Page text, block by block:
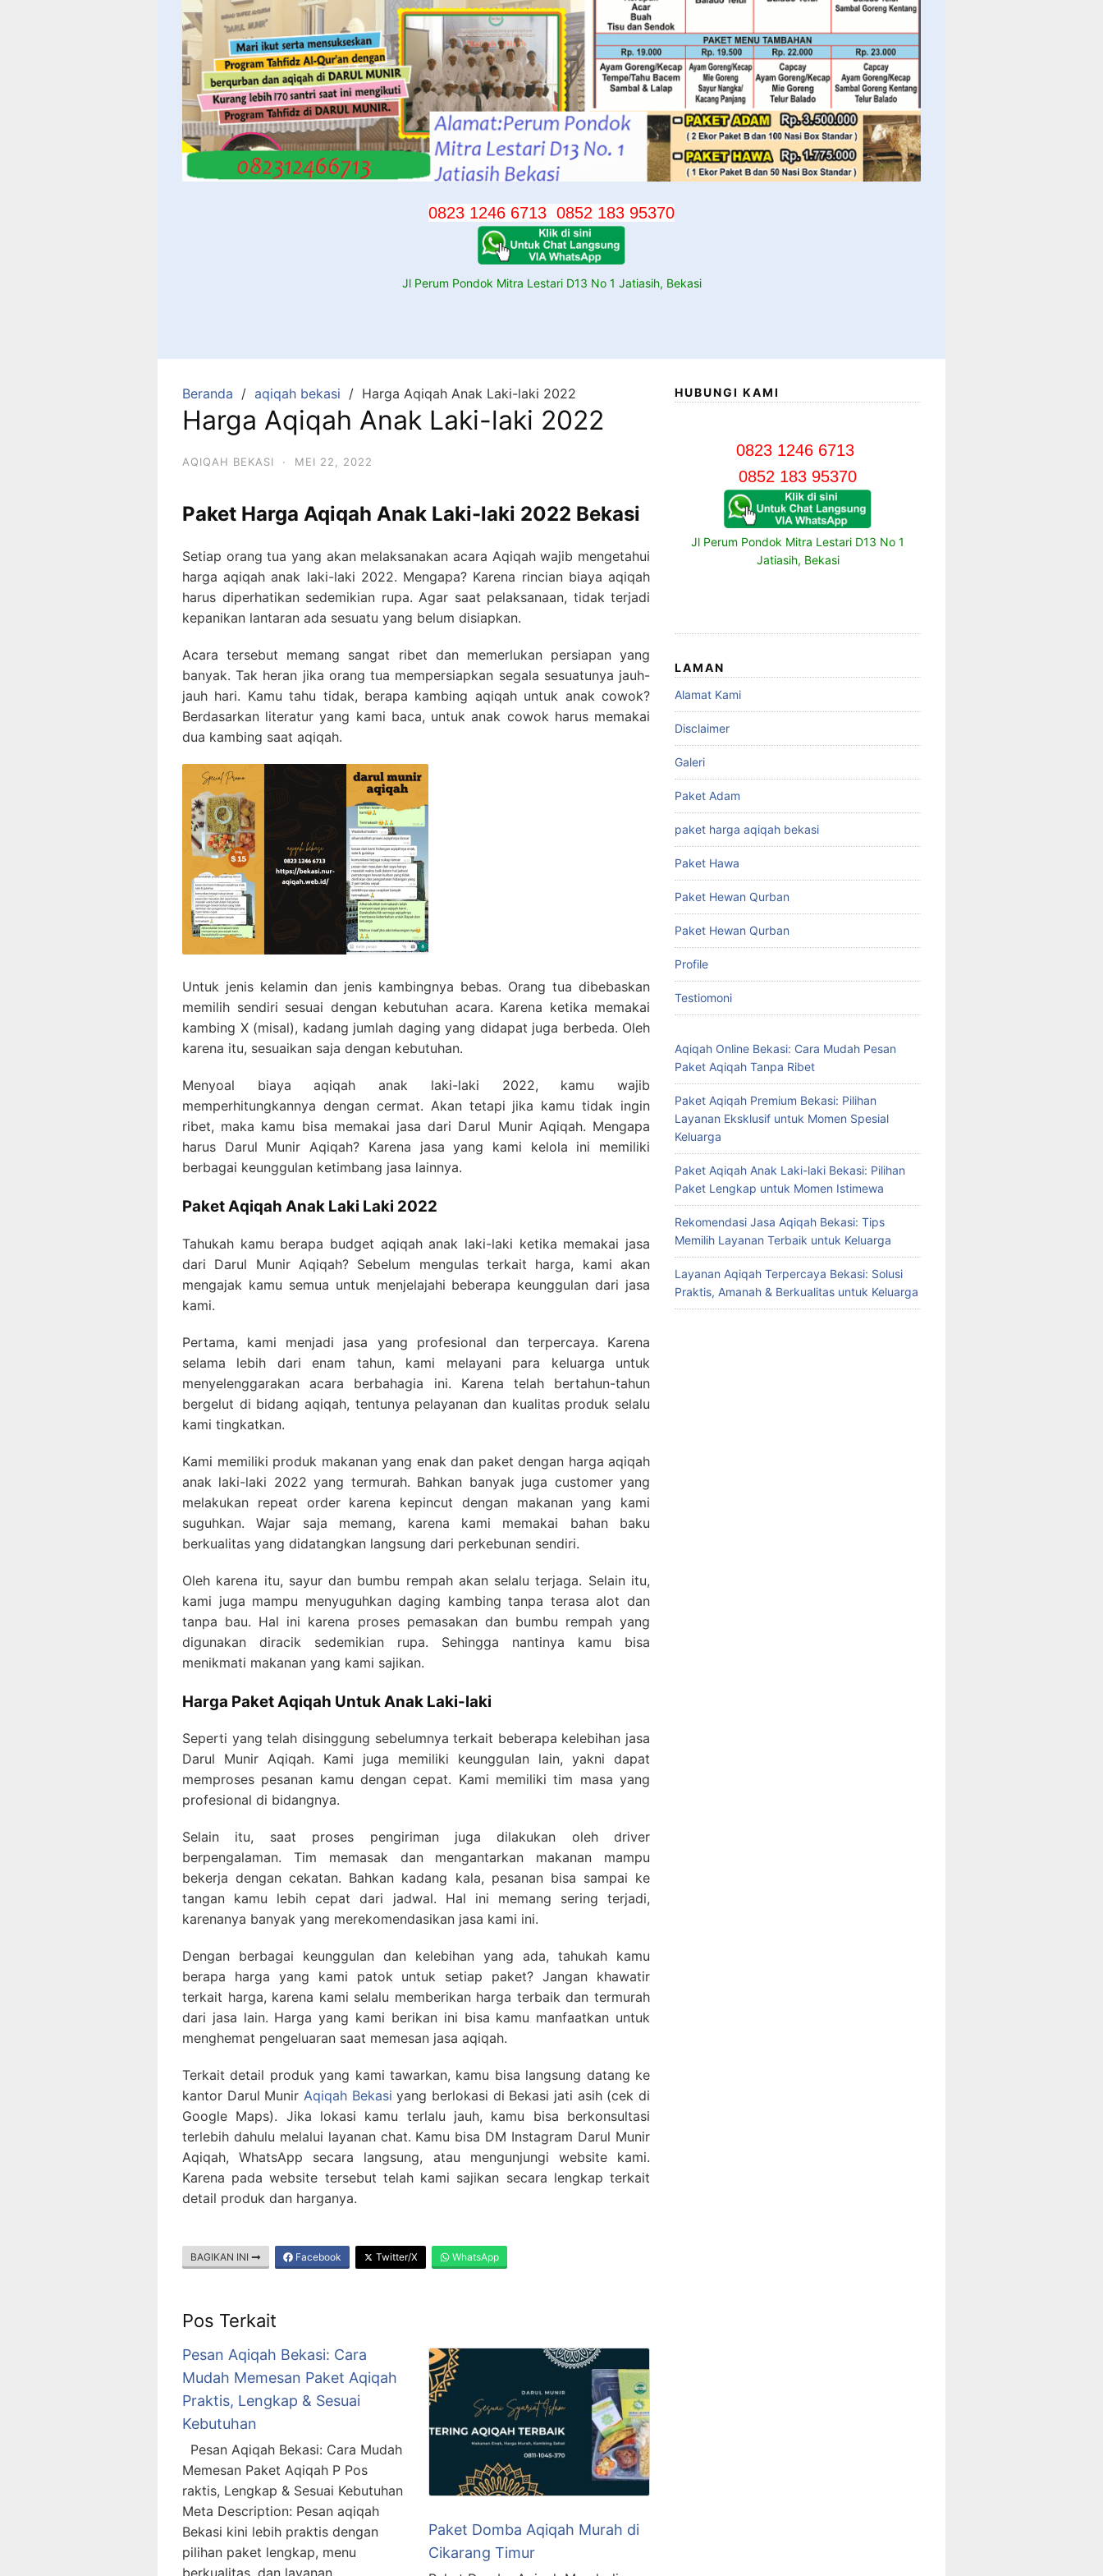
0823 1246 6713 0852 183 95370
Jl Perum Pondok Mitra Lestari D13 No 1 Jatiasih, Bekasi
Beranda aqiqah bekasi Harga Aqiqah Anak Laki-laki 2022
Harga Aqiqah Anak Laki-laki 2022
AQIQAH BEKASI · MEI 22, 2022
Paket Harga Aqiqah Anak Laki-laki 2022 Bekasi
Setiap orang tua yang akan melaksanakan acara Aqiqah wajib mengetahui
harga aqiqah anak laki-laki 2022. Mengapa? Karena rincian biaya aqiqah
harus diperhatikan sedemikian rupa. Agar saat pelaksanaan, tidak terjadi
kepanikan lantaran ada sesuatu yang belum disiapkan.
Acara tersebut memang sangat ribet dan memerlukan persiapan yang
banyak. Tak heran jika orang tua mempersiapkan segala sesuatunya jauh-
jauh hari. Kamu tahu tidak, berapa kambing aqiqah untuk anak cowok?
Berdasarkan literatur yang kami baca, untuk anak cowok harus memakai
dua kambing saat aqiqah.
Untuk jenis kelamin dan jenis kambingnya bebas. Orang tua dibebaskan
memilih sendiri sesuai dengan kebutuhan acara. Karena ketika memakai
kambing X (misal), kadang jumlah daging yang didapat juga berbeda. Oleh
karena itu, sesuaikan saja dengan kebutuhan.
Menyoal biaya aqiqah anak laki-laki 2022, kamu wajib
memperhitungkannya dengan cermat. Akan tetapi jika kamu tidak ingin
ribet, maka kamu bisa memakai jasa dari Darul Munir Aqiqah. Mengapa
harus Darul Munir Aqiqah? Karena jasa yang kami kelola ini memiliki
berbagai keunggulan ketimbang jasa lainnya.
Paket Aqiqah Anak Laki Laki 2022
Tahukah kamu berapa budget aqiqah anak laki-laki ketika memakai jasa
dari Darul Munir Aqiqah? Sebelum mengulas terkait harga, kami akan
mengajak kamu semua untuk menjelajahi beberapa keunggulan dari jasa
kami.
Pertama, kami menjadi jasa yang profesional dan terpercaya. Karena
selama lebih dari enam tahun, kami melayani para keluarga untuk
menyelenggarakan acara berbahagia ini. Karena telah bertahun-tahun
bergelut di bidang aqiqah, tentunya pelayanan dan kualitas produk selalu
kami tingkatkan.
Kami memiliki produk makanan yang enak dan paket dengan harga aqiqah
anak laki-laki 2022 yang termurah. Bahkan banyak juga customer yang
melakukan repeat order karena kepincut dengan makanan yang kami
suguhkan. Wajar saja memang, karena kami memakai bahan baku
berkualitas yang didatangkan langsung dari perkebunan sendiri.
Oleh karena itu, sayur dan bumbu rempah akan selalu terjaga. Selain itu,
kami juga mampu menyuguhkan daging kambing tanpa terasa alot dan
tanpa bau. Hal ini karena proses pemasakan dan bumbu rempah yang
digunakan diracik sedemikian rupa. Sehingga nantinya kamu bisa
menikmati makanan yang kami sajikan.
Harga Paket Aqiqah Untuk Anak Laki-laki
Seperti yang telah disinggung sebelumnya terkait beberapa kelebihan jasa
Darul Munir Aqiqah. Kami juga memiliki keunggulan lain, yakni dapat
memproses pesanan kamu dengan cepat. Kami memiliki tim masa yang
profesional di bidangnya.
Selain itu, saat proses pengiriman juga dilakukan oleh driver
berpengalaman. Tim memasak dan mengantarkan makanan mampu
bekerja dengan cekatan. Bahkan kadang kala, pesanan bisa sampai ke
tangan kamu lebih cepat dari jadwal. Hal ini memang sering terjadi,
karenanya banyak yang merekomendasikan jasa kami ini.
Dengan berbagai keunggulan dan kelebihan yang ada, tahukah kamu
berapa harga yang kami patok untuk setiap paket? Jangan khawatir
terkait harga, karena kami selalu memberikan harga terbaik dan termurah
dari jasa lain. Harga yang kami berikan ini bisa kamu manfaatkan untuk
menghemat pengeluaran saat memesan jasa aqiqah.
Terkait detail produk yang kami tawarkan, kamu bisa langsung datang ke
kantor Darul Munir Aqiqah Bekasi yang berlokasi di Bekasi jati asih (cek di
Google Maps). Jika lokasi kamu terlalu jauh, kamu bisa berkonsultasi
terlebih dahulu melalui layanan chat. Kamu bisa DM Instagram Darul Munir
Aqiqah, WhatsApp secara langsung, atau mengunjungi website kami.
Karena pada website tersebut telah kami sajikan secara lengkap terkait
detail produk dan harganya.
BAGIKAN INI Facebook Twitter/X WhatsApp
Pos Terkait
Pesan Aqiqah Bekasi: Cara
Mudah Memesan Paket Aqiqah
Praktis, Lengkap & Sesuai
Kebutuhan
Pesan Aqiqah Bekasi: Cara Mudah
Memesan Paket Aqiqah P Pos
raktis, Lengkap & Sesuai Kebutuhan
Meta Description: Pesan aqiqah
Bekasi kini lebih praktis dengan
pilihan paket lengkap, menu
Paket Domba Aqiqah Murah di
Cikarang Timur
HUBUNGI KAMI
0823 1246 6713
0852 183 95370
Jl Perum Pondok Mitra Lestari D13 No 1
Jatiasih, Bekasi
LAMAN
Alamat Kami
Disclaimer
Galeri
Paket Adam
paket harga aqiqah bekasi
Paket Hawa
Paket Hewan Qurban
Paket Hewan Qurban
Profile
Testiomoni
Aqiqah Online Bekasi: Cara Mudah Pesan
Paket Aqiqah Tanpa Ribet
Paket Aqiqah Premium Bekasi: Pilihan
Layanan Eksklusif untuk Momen Spesial
Keluarga
Paket Aqiqah Anak Laki-laki Bekasi: Pilihan
Paket Lengkap untuk Momen Istimewa
Rekomendasi Jasa Aqiqah Bekasi: Tips
Memilih Layanan Terbaik untuk Keluarga
Layanan Aqiqah Terpercaya Bekasi: Solusi
Praktis, Amanah & Berkualitas untuk Keluarga